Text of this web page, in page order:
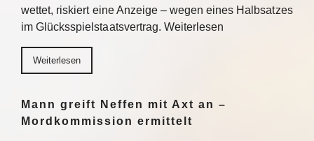
wettet, riskiert eine Anzeige – wegen eines Halbsatzes
im Glücksspielstaatsvertrag. Weiterlesen
Weiterlesen
Mann greift Neffen mit Axt an –
Mordkommission ermittelt